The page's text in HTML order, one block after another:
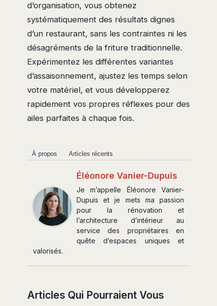
d’organisation, vous obtenez
systématiquement des résultats dignes
d’un restaurant, sans les contraintes ni les
désagréments de la friture traditionnelle.
Expérimentez les différentes variantes
d’assaisonnement, ajustez les temps selon
votre matériel, et vous développerez
rapidement vos propres réflexes pour des
ailes parfaites à chaque fois.
À propos Articles récents
Éléonore Vanier-Dupuis
Je m’appelle Éléonore Vanier-
Dupuis et je mets ma passion
pour la rénovation et
l’architecture d’intérieur au
service des propriétaires en
quête d’espaces uniques et
valorisés.
Articles Qui Pourraient Vous